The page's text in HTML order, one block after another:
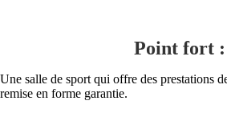
Point fort :
Une salle de sport qui offre des prestations
remise en forme garantie.